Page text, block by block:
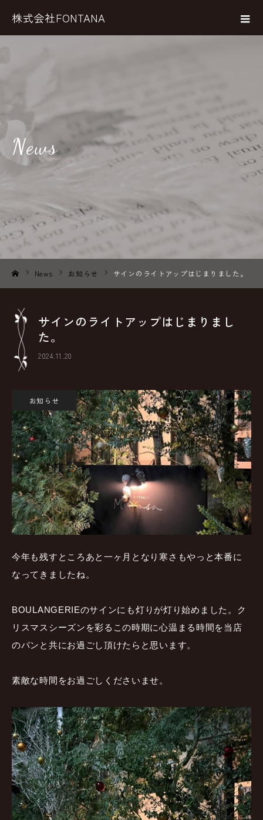
株式会社FONTANA
News
News お知らせ サインのライトアップはじまりました。
サインのライトアップはじまりまし
た。
2024.11.20
お知らせ
今年も残すところあと一ヶ月となり寒さもやっと本番に
なってきましたね。
BOULANGERIEのサインにも灯りが灯り始めました。ク
リスマスシーズンを彩るこの時期に心温まる時間を当店
のパンと共にお過ごし頂けたらと思います。
素敵な時間をお過ごしくださいませ。